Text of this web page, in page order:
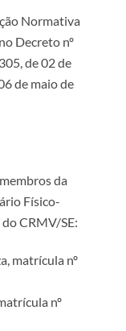
Normativa
Decreto nº
de 02 de
de maio de
da
Físico-
CRMV/SE:
matrícula nº
nº